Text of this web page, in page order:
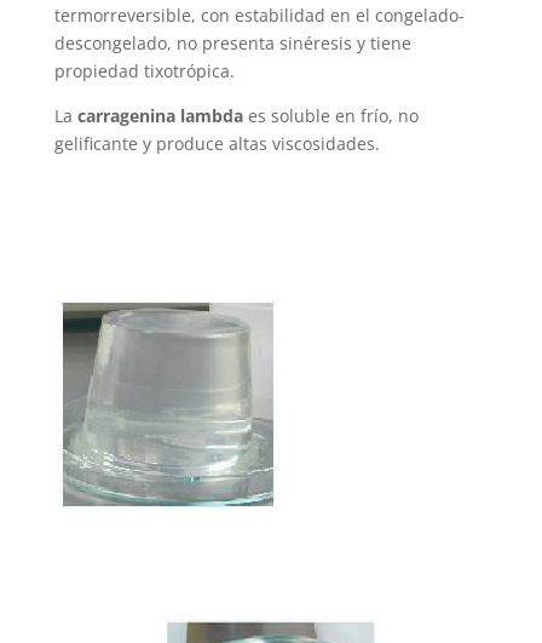
termorreversible, con estabilidad en el congelado-
descongelado, no presenta sinéresis y tiene
propiedad tixotrópica.
La carragenina lambdaes soluble en frío, no
gelificante y produce altas viscosidades.